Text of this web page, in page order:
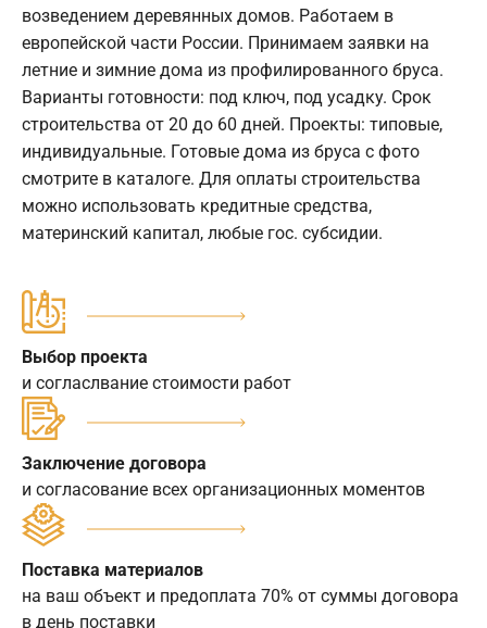
возведением деревянных домов. Работаем в
европейской части России. Принимаем заявки на
летние и зимние дома из профилированного бруса.
Варианты готовности: под ключ, под усадку. Срок
строительства от 20 до 60 дней. Проекты: типовые,
индивидуальные. Готовые дома из бруса с фото
смотрите в каталоге. Для оплаты строительства
можно использовать кредитные средства,
материнский капитал, любые гос. субсидии.
Выбор проекта
и согласлвание стоимости работ
Заключение договора
и согласование всех организационных моментов
Поставка материалов
на ваш объект и предоплата 70% от суммы договора
в день поставки